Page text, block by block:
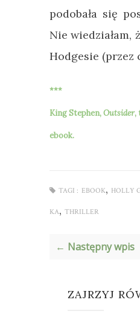
podobała się
Nie
Hodgesie (przez
***
King Stephen,Outsider,
ebook.
TAGI : EBOOK, HOLLY
KA, THRILLER
← Następny wpis
ZAJRZYJ